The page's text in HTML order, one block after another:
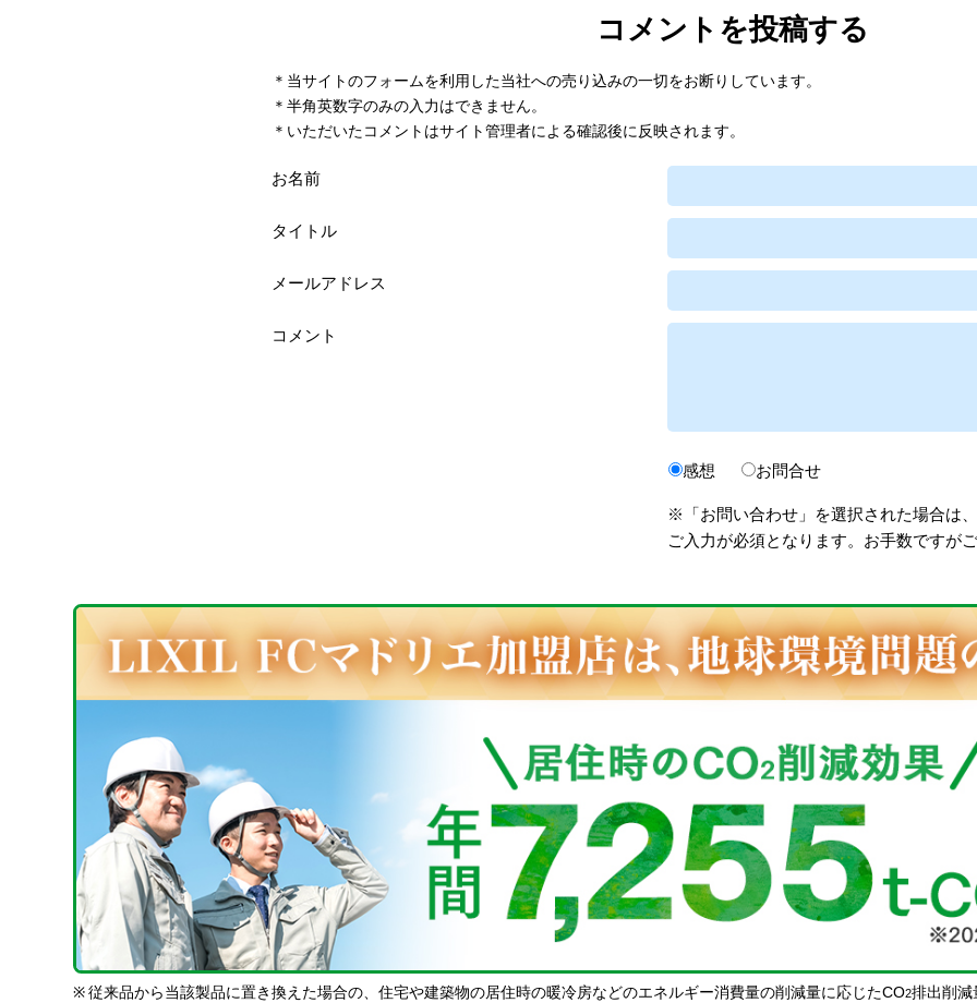
コメントを投稿する
＊当サイトのフォームを利用した当社への売り込みの一切をお断りしています。
＊半角英数字のみの入力はできません。
＊いただいたコメントはサイト管理者による確認後に反映されます。
お名前
タイトル
メールアドレス
コメント
感想 お問合せ
※「お問い合わせ」を選択された場合は
ご入力が必須となります。お手数ですが
※ 従来品から当該製品に置き換えた場合の、住宅や建築物の居住時の暖冷房などのエネルギー消費量の削減量に応じたCO2排出削減